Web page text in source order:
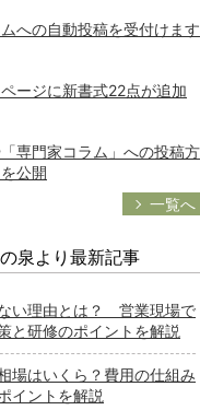
への自動投稿を受付けます
ージに新書式22点が追加
「専門家コラム」への投稿方
公開
一覧へ
泉より最新記事
い理由とは？ 営業現場で
と研修のポイントを解説
場はいくら？費用の仕組み
イントを解説